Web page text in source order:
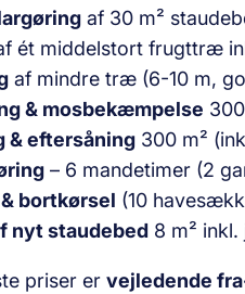
af 30 m²
ét middelstort frugttræ
af mindre træ (6-10 m,
& mosbekæmpelse
& eftersåning300 m²
– 6 mandetimer (2
bortkørsel (10
nyt staudebed8 m² inkl.
priser er vejledende